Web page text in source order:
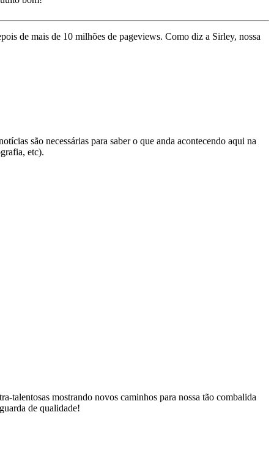
de mais de 10 milhões de pageviews. Como diz a Sirley, nossa
são necessárias para saber o que anda acontecendo aqui na
etc).
talentosas mostrando novos caminhos para nossa tão combalida
de qualidade!